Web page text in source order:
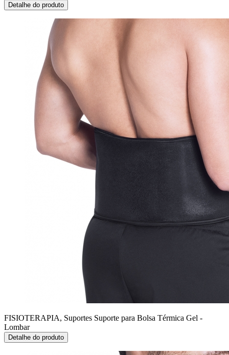
Detalhe do produto
FISIOTERAPIA, Suportes Suporte para Bolsa Térmica Gel -
Lombar
Detalhe do produto